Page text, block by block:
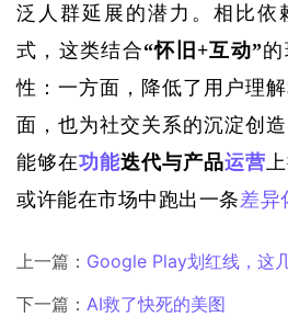
泛人群延展的潜力。相比依
式，这类结合“怀旧+互动”
性：一方面，降低了用户理
面，也为社交关系的沉淀创
能够在功能迭代与产品运营
或许能在市场中跑出一条差异
上一篇： Google Play划红线，这几
下一篇： AI救了快死的美图